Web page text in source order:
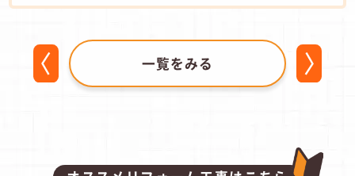
一覧をみる